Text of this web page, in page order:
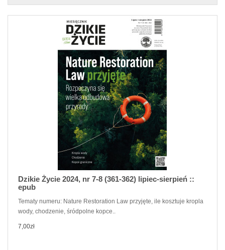
Dzikie Życie 2024, nr 7-8 (361-362) lipiec-sierpień ::
epub
Tematy numeru: Nature Restoration Law przyjęte, ile kosztuje kropla
wody, chodzenie, śródpolne kopce..
7,00zł